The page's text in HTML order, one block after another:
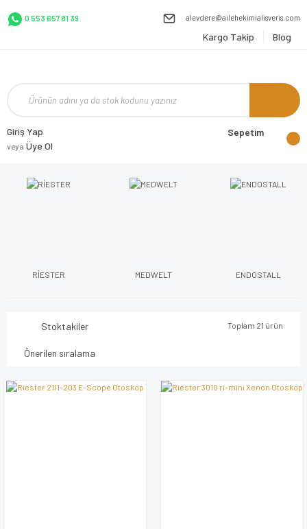
0 553 657 81 39 alevdere@ailehekimialisveris.com
Kargo Takip Blog
Giriş Yap
veya Üye Ol
Sepetim
RİESTER MEDWELT ENDOSTALL
Stoktakiler Toplam 21 ürün